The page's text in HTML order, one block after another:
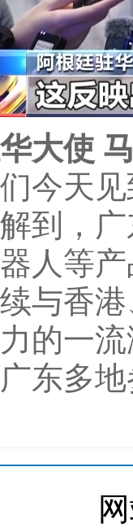
使 马
今天
，广
人等
与香
的一
东多